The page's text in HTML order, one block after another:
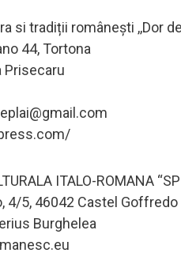
si tradiții românești ,,Dor
44, Tortona
Prisecaru
ITALO-ROMANA
4/5, 46042 Castel Goffredo
Burghelea